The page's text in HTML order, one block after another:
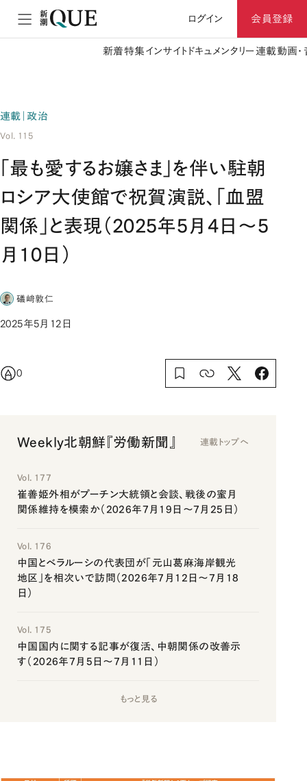
ログイン 会員登録
新着特集 インサイト ドキュメンタリー 連載動画
連載｜政治
Vol. 115
「最も愛するお嬢さま」を伴い駐朝
ロシア大使館で祝賀演説、「血盟
関係」と表現（2025年5月4日～5
月10日）
礒﨑敦仁
2025年5月12日
0
Weekly北朝鮮『労働新聞』 連載トップへ
Vol. 177
崔善姫外相がプーチン大統領と会談、戦後の蜜月
関係維持を模索か（2026年7月19日～7月25日）
Vol. 176
中国とベラルーシの代表団が「元山葛麻海岸観光
地区」を相次いで訪問（2026年7月12日～7月18
日）
Vol. 175
中国国内に関する記事が復活、中朝関係の改善示
す（2026年7月5日～7月11日）
もっと見る